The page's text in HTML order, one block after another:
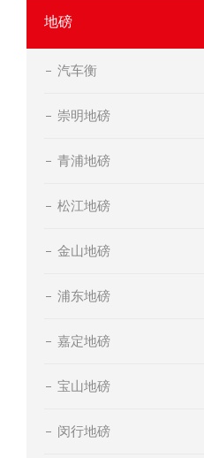
地磅
汽车衡
崇明地磅
青浦地磅
松江地磅
金山地磅
浦东地磅
嘉定地磅
宝山地磅
闵行地磅